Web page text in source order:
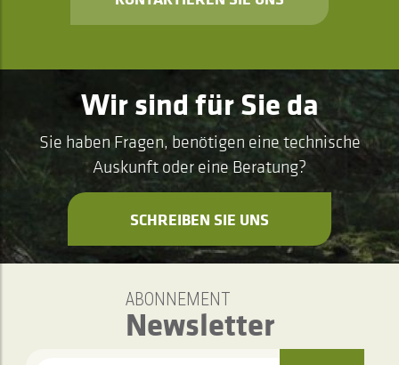
Wir sind für Sie da
Sie haben Fragen, benötigen eine technische
Auskunft oder eine Beratung?
SCHREIBEN SIE UNS
ABONNEMENT
Newsletter